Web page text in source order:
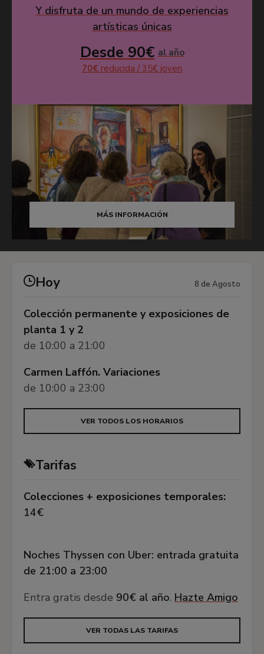
Y disfruta de un mundo de experiencias
artísticas únicas
Desde 90€ al año
70€ reducida / 35€ joven
MÁS INFORMACIÓN
Hoy 8 de Agosto
Colección permanente y exposiciones de
planta 1 y 2
de 10:00 a 21:00
Carmen Laffón. Variaciones
de 10:00 a 23:00
VER TODOS LOS HORARIOS
Tarifas
Colecciones + exposiciones temporales:
14€
Noches Thyssen con Uber: entrada gratuita
de 21:00 a 23:00
Entra gratis desde 90€ al año. Hazte Amigo
VER TODAS LAS TARIFAS